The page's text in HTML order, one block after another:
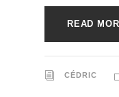
READ
CÉDRIC